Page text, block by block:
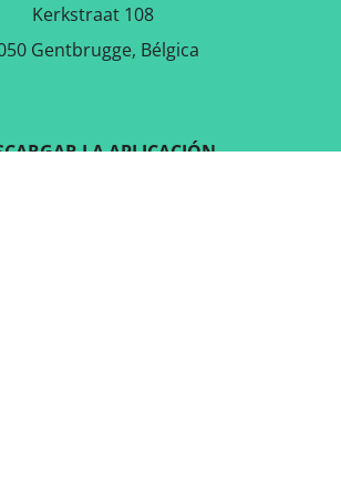
Kerkstraat 108
Gentbrugge, Bélgica
LA APLICACIÓN